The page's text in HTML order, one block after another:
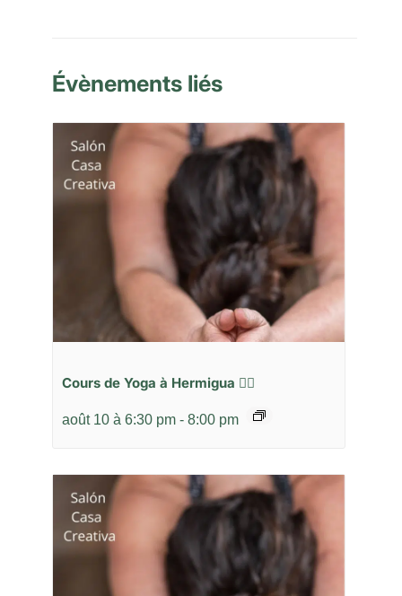
Évènements liés
Cours de Yoga à Hermigua 🧘‍♂️
août 10 à 6:30 pm - 8:00 pm